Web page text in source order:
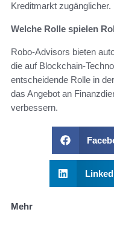
Kreditmarkt zugänglicher.
Welche Rolle spielen
Robo-Advisors bieten
die auf Blockchain-
entscheidende Rolle in
das Angebot an
verbessern.
Mehr